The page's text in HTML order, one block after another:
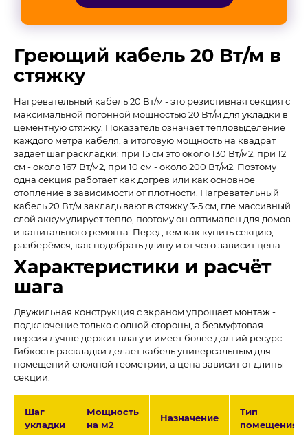
Греющий кабель 20 Вт/м в
стяжку
Нагревательный кабель 20 Вт/м - это резистивная секция с
максимальной погонной мощностью 20 Вт/м для укладки в
цементную стяжку. Показатель означает тепловыделение
каждого метра кабеля, а итоговую мощность на квадрат
задаёт шаг раскладки: при 15 см это около 130 Вт/м2, при 12
см - около 167 Вт/м2, при 10 см - около 200 Вт/м2. Поэтому
одна секция работает как догрев или как основное
отопление в зависимости от плотности. Нагревательный
кабель 20 Вт/м закладывают в стяжку 3-5 см, где массивный
слой аккумулирует тепло, поэтому он оптимален для домов
и капитального ремонта. Перед тем как купить секцию,
разберёмся, как подобрать длину и от чего зависит цена.
Характеристики и расчёт
шага
Двужильная конструкция с экраном упрощает монтаж -
подключение только с одной стороны, а безмуфтовая
версия лучше держит влагу и имеет более долгий ресурс.
Гибкость раскладки делает кабель универсальным для
помещений сложной геометрии, а цена зависит от длины
секции:
Шаг
укладки
Мощность
на м2
Назначение
Тип
помещения